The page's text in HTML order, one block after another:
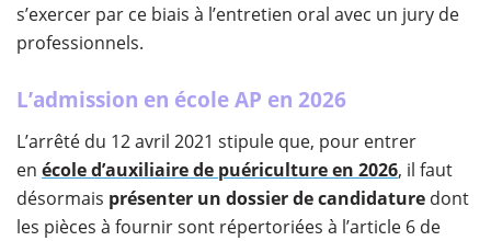
s’exercer par ce biais à l’entretien oral avec un jury de
professionnels.
L’admission en école AP en 2026
L’arrêté du 12 avril 2021 stipule que, pour entrer
en école d’auxiliaire de puériculture en 2026, il faut
désormais présenter un dossier de candidature dont
les pièces à fournir sont répertoriées à l’article 6 de